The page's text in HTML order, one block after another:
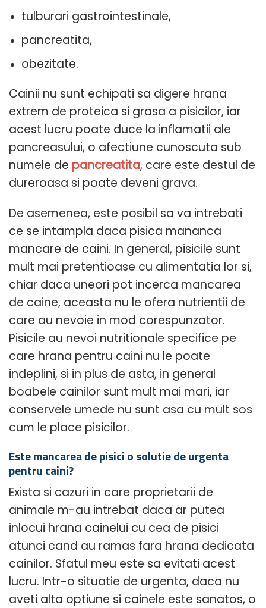
tulburari gastrointestinale,
pancreatita,
obezitate.
Cainii nu sunt echipati sa digere hrana
extrem de proteica si grasa a pisicilor, iar
acest lucru poate duce la inflamatii ale
pancreasului, o afectiune cunoscuta sub
numele de pancreatita, care este destul de
dureroasa si poate deveni grava.
De asemenea, este posibil sa va intrebati
ce se intampla daca pisica mananca
mancare de caini. In general, pisicile sunt
mult mai pretentioase cu alimentatia lor si,
chiar daca uneori pot incerca mancarea
de caine, aceasta nu le ofera nutrientii de
care au nevoie in mod corespunzator.
Pisicile au nevoi nutritionale specifice pe
care hrana pentru caini nu le poate
indeplini, si in plus de asta, in general
boabele cainilor sunt mult mai mari, iar
conservele umede nu sunt asa cu mult sos
cum le place pisicilor.
Este mancarea de pisici o solutie de urgenta
pentru caini?
Exista si cazuri in care proprietarii de
animale m-au intrebat daca ar putea
inlocui hrana cainelui cu cea de pisici
atunci cand au ramas fara hrana dedicata
cainilor. Sfatul meu este sa evitati acest
lucru. Intr-o situatie de urgenta, daca nu
aveti alta optiune si cainele este sanatos, o